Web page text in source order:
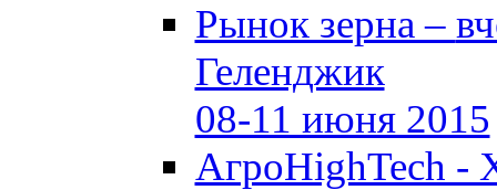
Рынок зерна –
Геленджик
08-11 июня 2015
АгроHighTech -